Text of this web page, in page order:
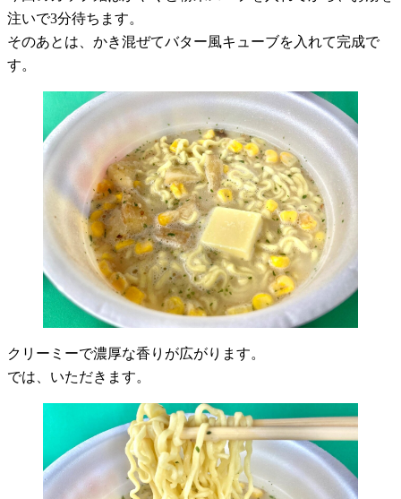
注いで3分待ちます。
そのあとは、かき混ぜてバター風キューブを入れて完成で
す。
クリーミーで濃厚な香りが広がります。
では、いただきます。